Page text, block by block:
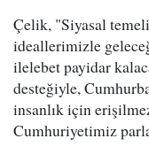
Çelik, "Siyasal
ideallerimizle
ilelebet payidar
desteğiyle,
insanlık için
Cumhuriyetimiz